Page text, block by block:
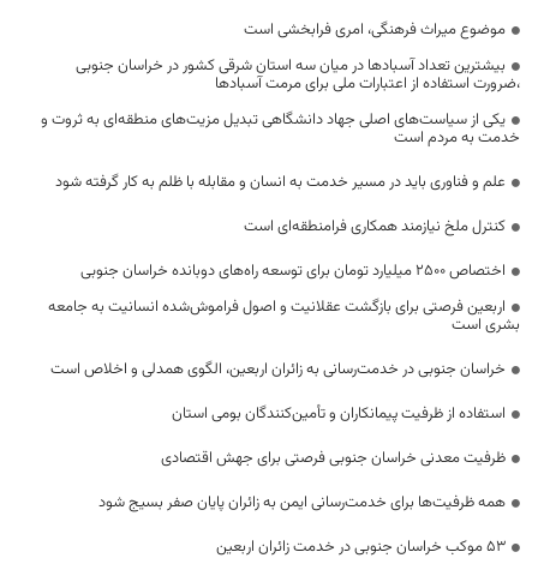
موضوع میراث فرهنگی، امری فرابخشی است
بیشترین تعداد آسبادها در میان سه استان شرقی کشور در خراسان جنوبی
،ضرورت استفاده از اعتبارات ملی برای مرمت آسبادها
یکی از سیاست‌های اصلی جهاد دانشگاهی تبدیل مزیت‌های منطقه‌ای به ثروت و
خدمت به مردم است
علم و فناوری باید در مسیر خدمت به انسان و مقابله با ظلم به کار گرفته شود
کنترل ملخ نیازمند همکاری فرامنطقه‌ای است
اختصاص 2500 میلیارد تومان برای توسعه راه‌های دوبانده خراسان جنوبی
اربعین فرصتی برای بازگشت عقلانیت و اصول فراموش‌شده انسانیت به جامعه
بشری است
خراسان جنوبی در خدمت‌رسانی به زائران اربعین، الگوی همدلی و اخلاص است
استفاده از ظرفیت پیمانکاران و تأمین‌کنندگان بومی استان
ظرفیت معدنی خراسان جنوبی فرصتی برای جهش اقتصادی
همه ظرفیت‌ها برای خدمت‌رسانی ایمن به زائران پایان صفر بسیج شود
53 موکب خراسان جنوبی در خدمت زائران اربعین